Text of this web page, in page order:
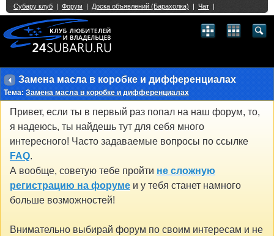
Замена масла в коробке и дифференциалах
Тема: Замена масла в коробке и дифференциалах
Привет, если ты в первый раз попал на наш форум, то,
я надеюсь, ты найдешь тут для себя много
интересного! Часто задаваемые вопросы по ссылке
FAQ.
А вообще, советую тебе пройти не сложную
регистрацию на форуме и у тебя станет намного
больше возможностей!
Внимательно выбирай форум по своим интересам и не
Single Sign On provided byvBSSO
2 3 4 5 6 7 8 9 10 11 12 13 21 22 23 24 25 26
27 28 29 30 31 32 33 40 41 42 43